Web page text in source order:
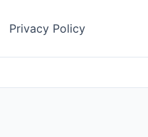
Privacy Policy